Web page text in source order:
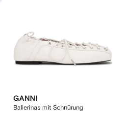
GANNI
Ballerinas mit Schnürung